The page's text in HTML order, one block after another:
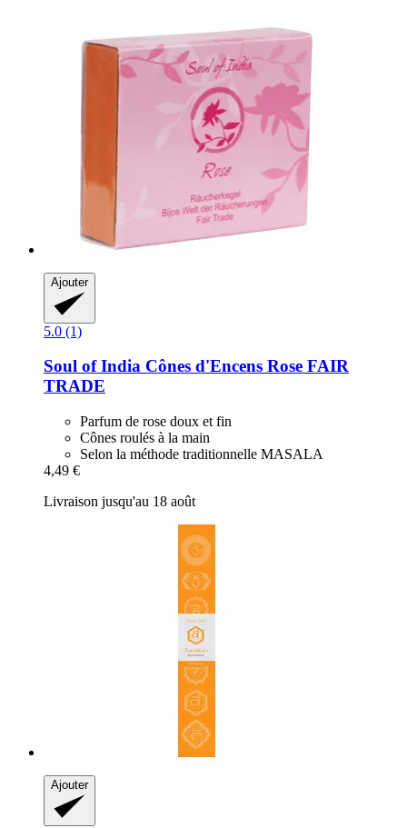
Ajouter
5.0 (1)
Soul of India Cônes d'Encens Rose FAIR
TRADE
Parfum de rose doux et fin
Cônes roulés à la main
Selon la méthode traditionnelle MASALA
4,49 €
Livraison jusqu'au 18 août
Ajouter